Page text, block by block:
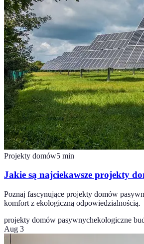
Projekty domów5 min
Jakie są najciekawsze projekty
Poznaj fascynujące projekty domów
komfort z ekologiczną odpowiedzialnością.
projekty domów pasywnychekologiczne
Aug 3